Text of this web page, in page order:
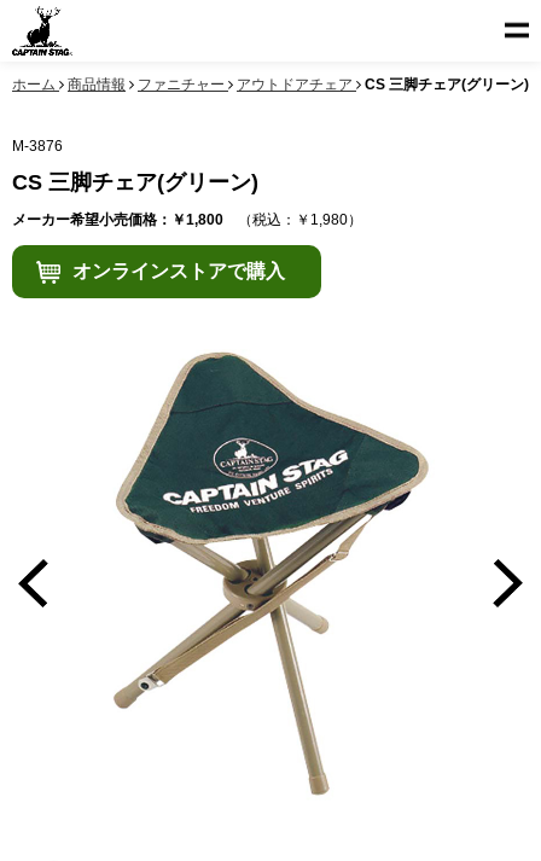
ホーム 商品情報 ファニチャー アウトドアチェア CS 三脚チェア(グリーン)
M-3876
CS 三脚チェア(グリーン)
メーカー希望小売価格：￥1,800 （税込：￥1,980）
オンラインストアで購入